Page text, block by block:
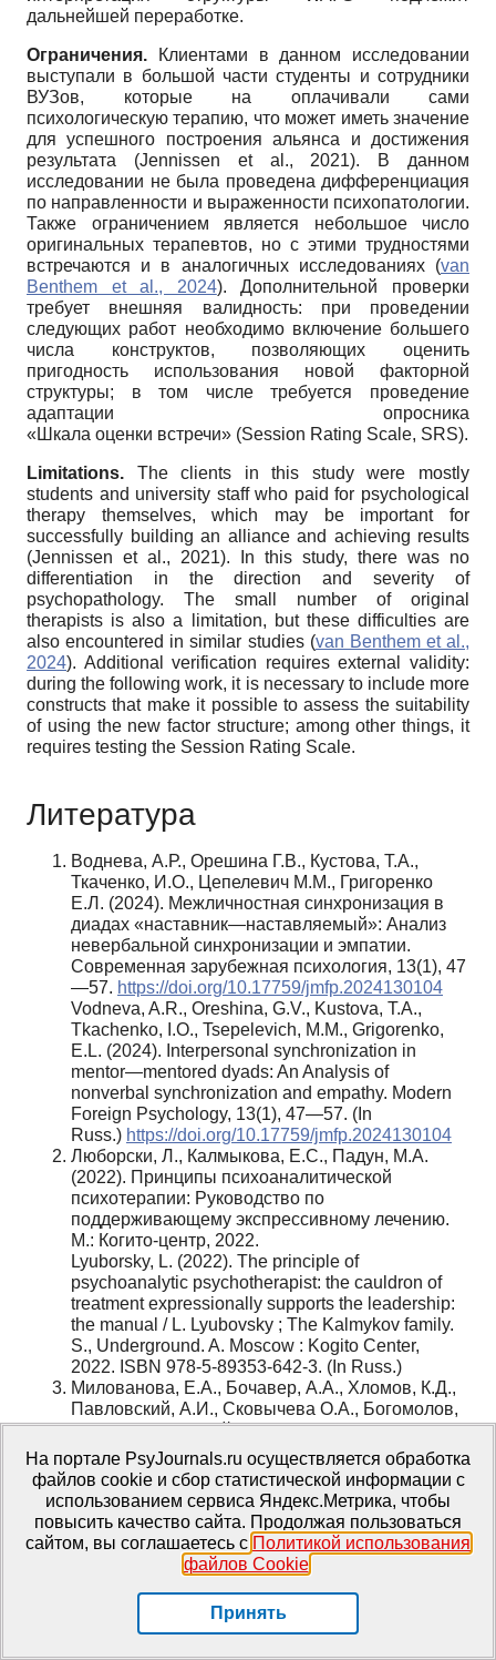
дальнейшей переработке.
Ограничения. Клиентами в данном исследовании
выступали в большой части студенты и сотрудники
ВУЗов, которые на оплачивали сами
психологическую терапию, что может иметь значение
для успешного построения альянса и достижения
результата (Jennissen et al., 2021). В данном
исследовании не была проведена дифференциация
по направленности и выраженности психопатологии.
Также ограничением является небольшое число
оригинальных терапевтов, но с этими трудностями
встречаются и в аналогичных исследованиях (van
Benthem et al., 2024). Дополнительной проверки
требует внешняя валидность: при проведении
следующих работ необходимо включение большего
числа конструктов, позволяющих оценить
пригодность использования новой факторной
структуры; в том числе требуется проведение
адаптации опросника
«Шкала оценки встречи» (Session Rating Scale, SRS).
Limitations. The clients in this study were mostly
students and university staff who paid for psychological
therapy themselves, which may be important for
successfully building an alliance and achieving results
(Jennissen et al., 2021). In this study, there was no
differentiation in the direction and severity of
psychopathology. The small number of original
therapists is also a limitation, but these difficulties are
also encountered in similar studies (van Benthem et al.,
2024). Additional verification requires external validity:
during the following work, it is necessary to include more
constructs that make it possible to assess the suitability
of using the new factor structure; among other things, it
requires testing the Session Rating Scale.
Литература
Воднева, А.Р., Орешина Г.В., Кустова, Т.А.,
Ткаченко, И.О., Цепелевич М.М., Григоренко
Е.Л. (2024). Межличностная синхронизация в
диадах «наставник—наставляемый»: Анализ
невербальной синхронизации и эмпатии.
Современная зарубежная психология, 13(1), 47
—57. https://doi.org/10.17759/jmfp.2024130104
Vodneva, A.R., Oreshina, G.V., Kustova, T.A.,
Tkachenko, I.O., Tsepelevich, M.M., Grigorenko,
E.L. (2024). Interpersonal synchronization in
mentor—mentored dyads: An Analysis of
nonverbal synchronization and empathy. Modern
Foreign Psychology, 13(1), 47—57. (In
Russ.) https://doi.org/10.17759/jmfp.2024130104
Люборски, Л., Калмыкова, Е.С., Падун, М.А.
(2022). Принципы психоаналитической
психотерапии: Руководство по
поддерживающему экспрессивному лечению.
М.: Когито-центр, 2022.
Lyuborsky, L. (2022). The principle of
psychoanalytic psychotherapist: the cauldron of
treatment expressionally supports the leadership:
the manual / L. Lyubovsky ; The Kalmykov family.
S., Underground. A. Moscow : Kogito Center,
2022. ISBN 978-5-89353-642-3. (In Russ.)
Милованова, Е.А., Бочавер, А.А., Хломов, К.Д.,
Павловский, А.И., Сковычева О.А., Богомолов,
В.А., Дмитриевский, П.В. (2013). Шкала оценки
результата (ORS): предварительные результаты
адаптации русскоязычной версии инструмента
для получения обратной связи от клиентов в
психологическом консультировании.
Консультативная психология и психотерапия,
21(3), 179—189.
Milovanova, E.A., Bochaver, A.A., Khlomov, K.D.,
Pavlovsky, A.I., Skovicheva O.A., Bogomolov, V.A.,
Dmitrievsky, P.V. (2013). Outcome Assessment
Scale (ORS): preliminary results of adaptation of
На портале PsyJournals.ru осуществляется обработка
файлов cookie и сбор статистической информации с
использованием сервиса Яндекс.Метрика, чтобы
повысить качество сайта. Продолжая пользоваться
сайтом, вы соглашаетесь с Политикой использования
файлов Cookie.
Принять